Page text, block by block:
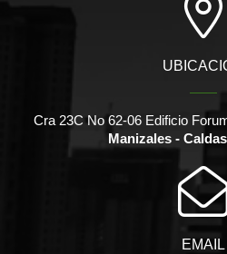
Cra 23C No 62-06 Edificio
Manizales -
EMAIL